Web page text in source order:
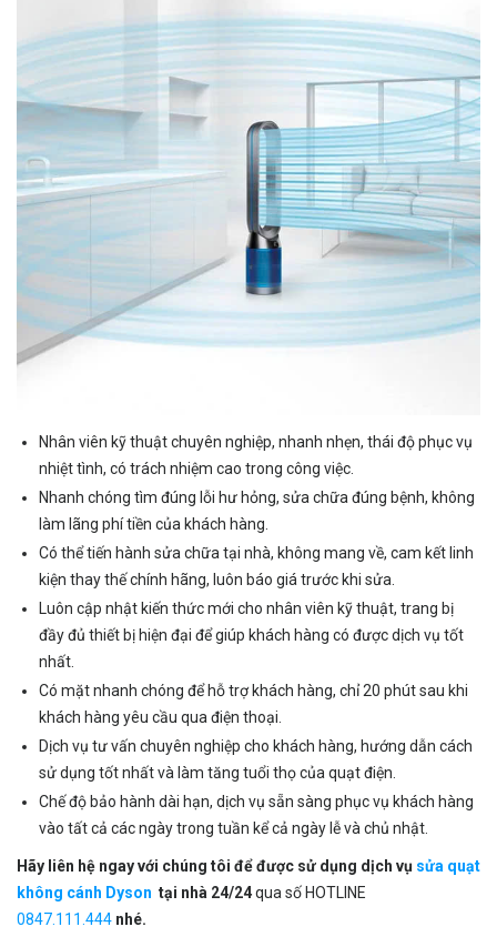
Nhân viên kỹ thuật chuyên nghiệp, nhanh nhẹn, thái độ phục vụ
nhiệt tình, có trách nhiệm cao trong công việc.
Nhanh chóng tìm đúng lỗi hư hỏng, sửa chữa đúng bệnh, không
làm lãng phí tiền của khách hàng.
Có thể tiến hành sửa chữa tại nhà, không mang về, cam kết linh
kiện thay thế chính hãng, luôn báo giá trước khi sửa.
Luôn cập nhật kiến thức mới cho nhân viên kỹ thuật, trang bị
đầy đủ thiết bị hiện đại để giúp khách hàng có được dịch vụ tốt
nhất.
Có mặt nhanh chóng để hỗ trợ khách hàng, chỉ 20 phút sau khi
khách hàng yêu cầu qua điện thoại.
Dịch vụ tư vấn chuyên nghiệp cho khách hàng, hướng dẫn cách
sử dụng tốt nhất và làm tăng tuổi thọ của quạt điện.
Chế độ bảo hành dài hạn, dịch vụ sẵn sàng phục vụ khách hàng
vào tất cả các ngày trong tuần kể cả ngày lễ và chủ nhật.
Hãy liên hệ ngay với chúng tôi để được sử dụng dịch vụ sửa quạt
không cánh Dyson tại nhà 24/24qua số HOTLINE
0847.111.444 nhé.